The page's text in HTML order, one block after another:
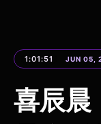
1:01:51 JUN 05,
喜辰晨